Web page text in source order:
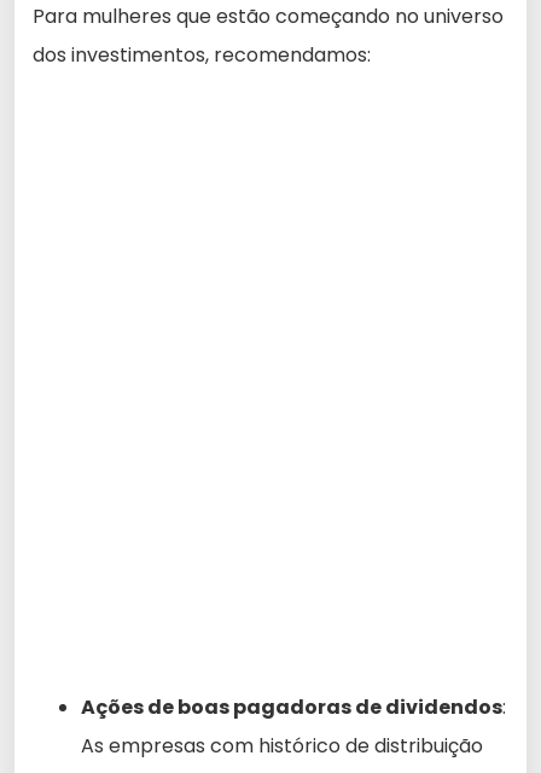
Para mulheres que estão começando no universo
dos investimentos, recomendamos:
Ações de boas pagadoras de dividendos:
As empresas com histórico de distribuição